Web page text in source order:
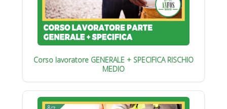
Corso lavoratore GENERALE + SPECIFICA RISCHIO
MEDIO